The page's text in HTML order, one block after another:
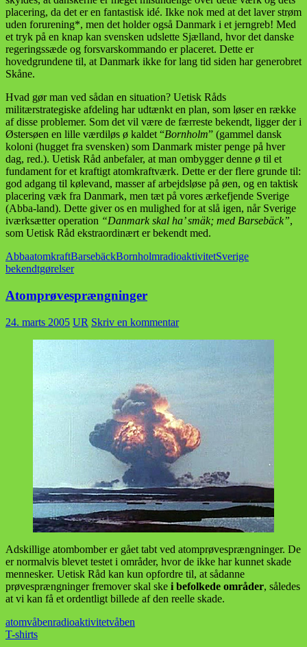
placering, da det er en fantastisk idé. Ikke nok med at det laver strøm
uden forurening*, men det holder også Danmark i et jerngreb! Med
et tryk på en knap kan svensken udslette Sjælland, hvor det danske
regeringssæde og forsvarskommando er placeret. Dette er
hovedgrundene til, at Danmark ikke for lang tid siden har generobret
Skåne.
Hvad gør man ved sådan en situation? Uetisk Råds
militærstrategiske afdeling har udtænkt en plan, som løser en række
af disse problemer. Som det vil være de færreste bekendt, ligger der i
Østersøen en lille værdiløs ø kaldet “Bornholm” (gammel dansk
koloni (hugget fra svensken) som Danmark mister penge på hver
dag, red.). Uetisk Råd anbefaler, at man ombygger denne ø til et
fundament for et kraftigt atomkraftværk. Dette er der flere grunde til:
god adgang til kølevand, masser af arbejdsløse på øen, og en taktisk
placering væk fra Danmark, men tæt på vores ærkefjende Sverige
(Abba-land). Dette giver os en mulighed for at slå igen, når Sverige
iværksætter operation “Danmark skal ha’ smäk; med Barsebäck”,
som Uetisk Råd ekstraordinært er bekendt med.
AbbaatomkraftBarsebäckBornholmradioaktivitetSverige
bekendtgørelser
Atomprøvesprængninger
24. marts 2005 UR Skriv en kommentar
Adskillige atombomber er gået tabt ved atomprøvesprængninger. De
er normalvis blevet testet i områder, hvor de ikke har kunnet skade
mennesker. Uetisk Råd kan kun opfordre til, at sådanne
prøvesprængninger fremover skal ske i befolkede områder, således
at vi kan få et ordentligt billede af den reelle skade.
atomvåbenradioaktivitetvåben
T-shirts